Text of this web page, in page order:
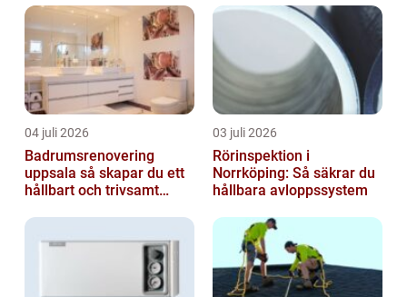
04 juli 2026
Badrumsrenovering
uppsala så skapar du ett
hållbart och trivsamt
03 juli 2026
Rörinspektion i
Norrköping: Så säkrar du
hållbara avloppssystem